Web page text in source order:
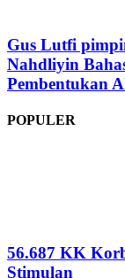
Gus Lutfi
Nahdliyin
Pembentukan
POPULER
56.687 KK
Stimulan